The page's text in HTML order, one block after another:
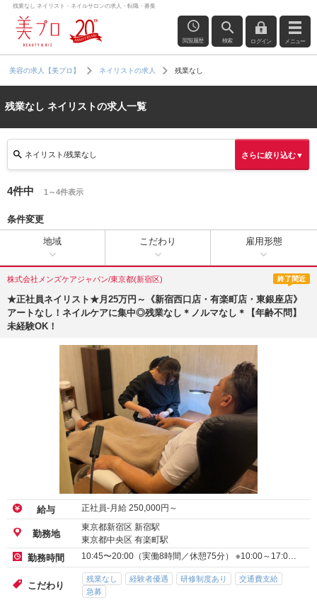
残業なし ネイリスト・ネイルサロンの求人・転職・募集
閲覧履歴 検索 ログイン メニュー
美容の求人【美プロ】 ネイリストの求人 残業なし
残業なし ネイリストの求人一覧
ネイリスト/残業なし さらに絞り込む▼
4件中 1～4件表示
条件変更
地域 こだわり 雇用形態
株式会社メンズケアジャパン/東京都(新宿区) 終了間近
★正社員ネイリスト★月25万円～《新宿西口店・有楽町店・東銀座店》
アートなし！ネイルケアに集中◎残業なし＊ノルマなし＊【年齢不問】
未経験OK！
給与 正社員-月給 250,000円～
勤務地
東京都新宿区 新宿駅
東京都中央区 有楽町駅
勤務時間 10:45〜20:00（実働8時間／休憩75分） ※10:00～17:0…
こだわり
残業なし 経験者優遇 研修制度あり
交通費支給
急募